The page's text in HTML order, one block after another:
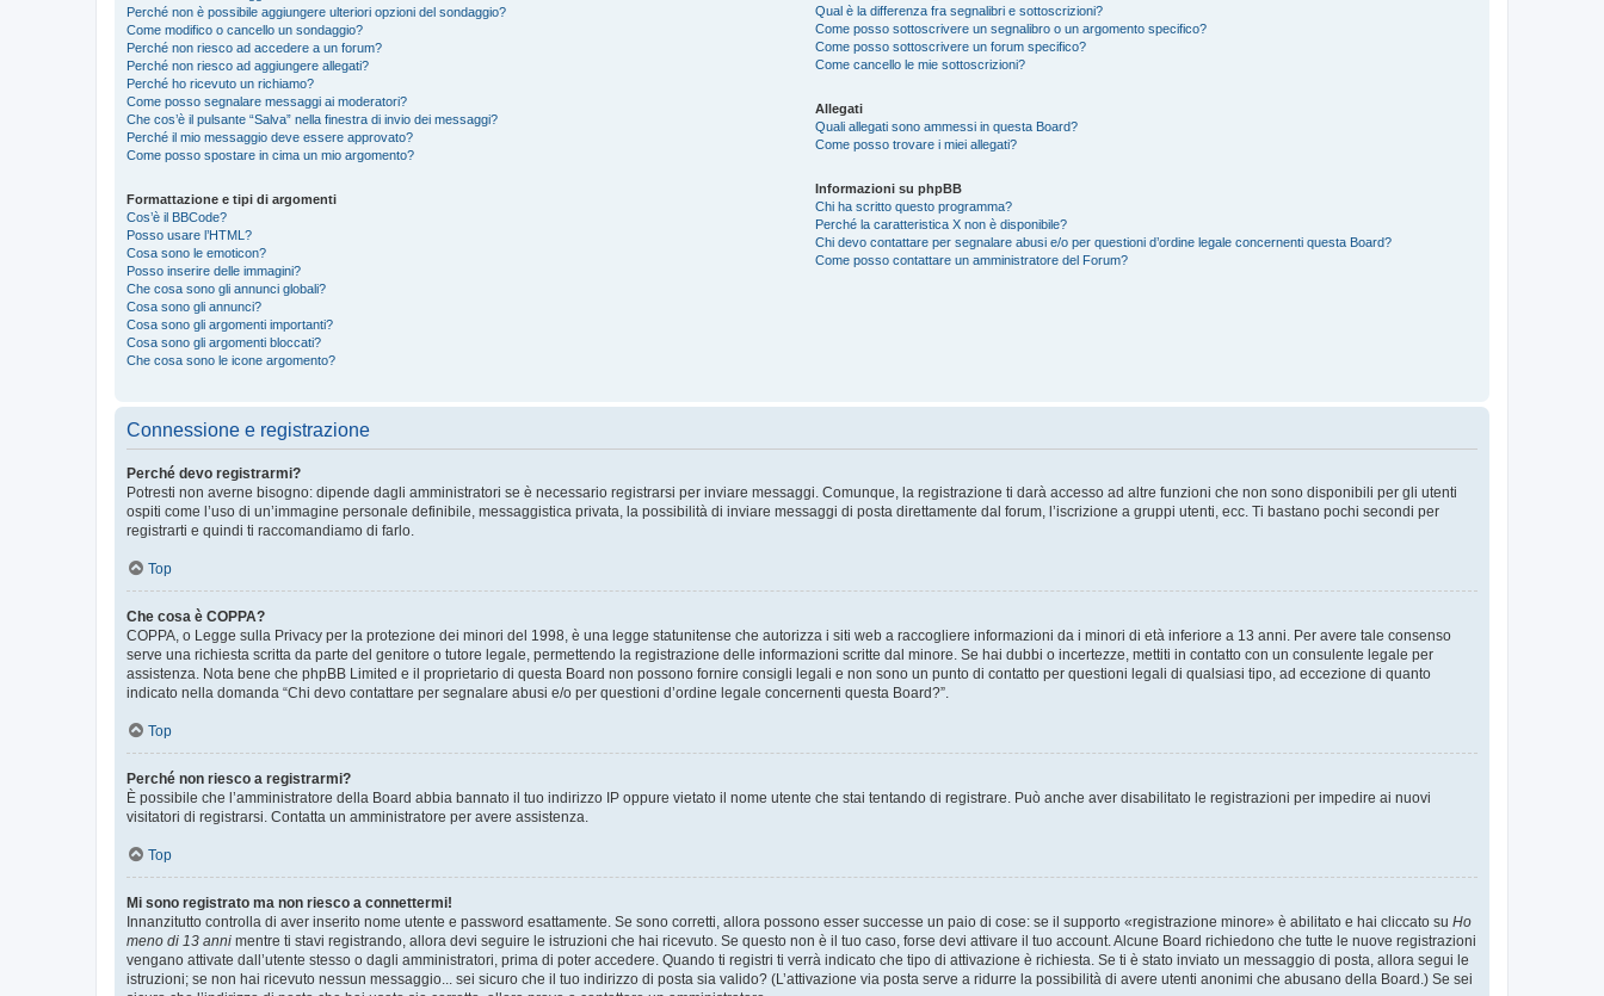
Perché non è possibile aggiungere ulteriori opzioni del sondaggio?
Come modifico o cancello un sondaggio?
Perché non riesco ad accedere a un forum?
Perché non riesco ad aggiungere allegati?
Perché ho ricevuto un richiamo?
Come posso segnalare messaggi ai moderatori?
Che cos’è il pulsante “Salva” nella finestra di invio dei messaggi?
Perché il mio messaggio deve essere approvato?
Come posso spostare in cima un mio argomento?
Formattazione e tipi di argomenti
Cos’è il BBCode?
Posso usare l’HTML?
Cosa sono le emoticon?
Posso inserire delle immagini?
Che cosa sono gli annunci globali?
Cosa sono gli annunci?
Cosa sono gli argomenti importanti?
Cosa sono gli argomenti bloccati?
Che cosa sono le icone argomento?
Qual è la differenza fra segnalibri e sottoscrizioni?
Come posso sottoscrivere un segnalibro o un argomento specifico?
Come posso sottoscrivere un forum specifico?
Come cancello le mie sottoscrizioni?
Allegati
Quali allegati sono ammessi in questa Board?
Come posso trovare i miei allegati?
Informazioni su phpBB
Chi ha scritto questo programma?
Perché la caratteristica X non è disponibile?
Chi devo contattare per segnalare abusi e/o per questioni d’ordine legale concernenti questa Board?
Come posso contattare un amministratore del Forum?
Connessione e registrazione
Perché devo registrarmi?
Potresti non averne bisogno: dipende dagli amministratori se è necessario registrarsi per inviare messaggi. Comunque, la registrazione ti darà accesso ad altre funzioni che non sono disponibili per gli utenti
ospiti come l’uso di un’immagine personale definibile, messaggistica privata, la possibilità di inviare messaggi di posta direttamente dal forum, l’iscrizione a gruppi utenti, ecc. Ti bastano pochi secondi per
registrarti e quindi ti raccomandiamo di farlo.
Top
Che cosa è COPPA?
COPPA, o Legge sulla Privacy per la protezione dei minori del 1998, è una legge statunitense che autorizza i siti web a raccogliere informazioni da i minori di età inferiore a 13 anni. Per avere tale consenso
serve una richiesta scritta da parte del genitore o tutore legale, permettendo la registrazione delle informazioni scritte dal minore. Se hai dubbi o incertezze, mettiti in contatto con un consulente legale per
assistenza. Nota bene che phpBB Limited e il proprietario di questa Board non possono fornire consigli legali e non sono un punto di contatto per questioni legali di qualsiasi tipo, ad eccezione di quanto
indicato nella domanda “Chi devo contattare per segnalare abusi e/o per questioni d’ordine legale concernenti questa Board?”.
Top
Perché non riesco a registrarmi?
È possibile che l’amministratore della Board abbia bannato il tuo indirizzo IP oppure vietato il nome utente che stai tentando di registrare. Può anche aver disabilitato le registrazioni per impedire ai nuovi
visitatori di registrarsi. Contatta un amministratore per avere assistenza.
Top
Mi sono registrato ma non riesco a connettermi!
Innanzitutto controlla di aver inserito nome utente e password esattamente. Se sono corretti, allora possono esser successe un paio di cose: se il supporto «registrazione minore» è abilitato e hai cliccato su Ho
meno di 13 anni mentre ti stavi registrando, allora devi seguire le istruzioni che hai ricevuto. Se questo non è il tuo caso, forse devi attivare il tuo account. Alcune Board richiedono che tutte le nuove registrazioni
vengano attivate dall’utente stesso o dagli amministratori, prima di poter accedere. Quando ti registri ti verrà indicato che tipo di attivazione è richiesta. Se ti è stato inviato un messaggio di posta, allora segui le
istruzioni; se non hai ricevuto nessun messaggio... sei sicuro che il tuo indirizzo di posta sia valido? (L’attivazione via posta serve a ridurre la possibilità di avere utenti anonimi che abusano della Board.) Se sei